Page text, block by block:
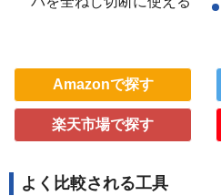
Amazonで探す
楽天市場で探す
よく比較される工具